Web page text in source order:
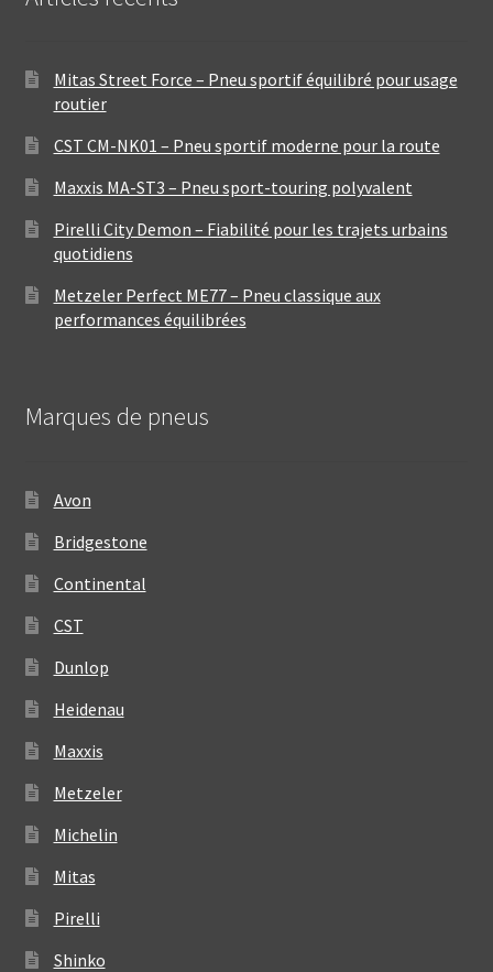
Mitas Street Force – Pneu sportif équilibré pour usage
routier
CST CM-NK01 – Pneu sportif moderne pour la route
Maxxis MA-ST3 – Pneu sport-touring polyvalent
Pirelli City Demon – Fiabilité pour les trajets urbains
quotidiens
Metzeler Perfect ME77 – Pneu classique aux
performances équilibrées
Marques de pneus
Avon
Bridgestone
Continental
CST
Dunlop
Heidenau
Maxxis
Metzeler
Michelin
Mitas
Pirelli
Shinko